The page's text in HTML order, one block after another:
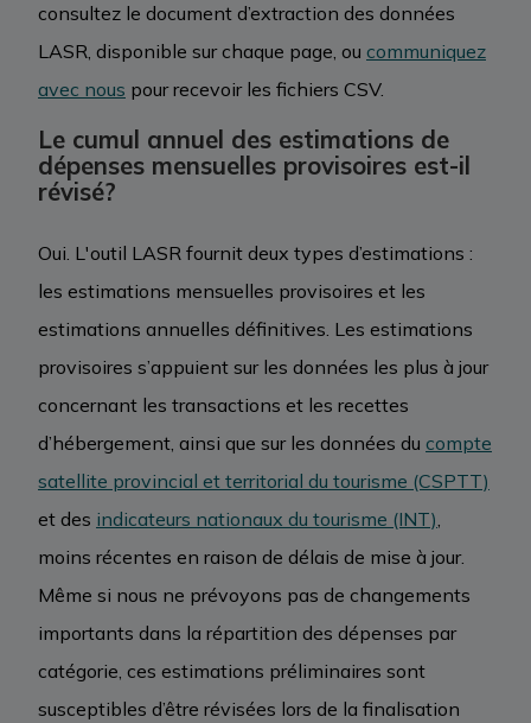
consultez le document d’extraction des données
LASR, disponible sur chaque page, ou communiquez
avec nous pour recevoir les fichiers CSV.
Le cumul annuel des estimations de
dépenses mensuelles provisoires est-il
révisé?
Oui. L'outil LASR fournit deux types d’estimations :
les estimations mensuelles provisoires et les
estimations annuelles définitives. Les estimations
provisoires s’appuient sur les données les plus à jour
concernant les transactions et les recettes
d’hébergement, ainsi que sur les données du compte
satellite provincial et territorial du tourisme (CSPTT)
et des indicateurs nationaux du tourisme (INT),
moins récentes en raison de délais de mise à jour.
Même si nous ne prévoyons pas de changements
importants dans la répartition des dépenses par
catégorie, ces estimations préliminaires sont
susceptibles d’être révisées lors de la finalisation